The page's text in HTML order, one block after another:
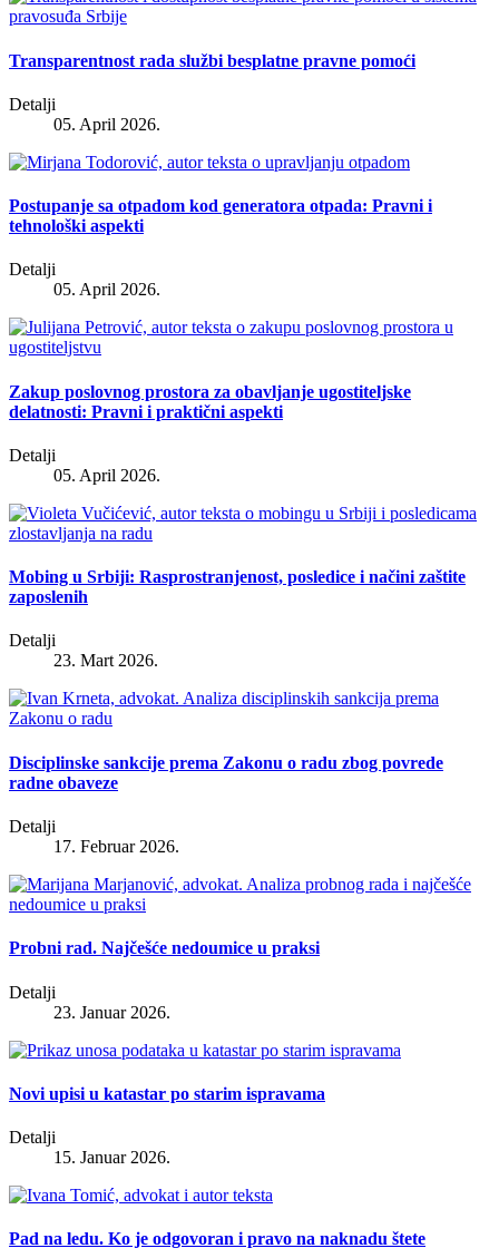
Transparentnost rada službi besplatne pravne pomoći
Detalji
05. April 2026.
Postupanje sa otpadom kod generatora otpada: Pravni i
tehnološki aspekti
Detalji
05. April 2026.
Zakup poslovnog prostora za obavljanje ugostiteljske
delatnosti: Pravni i praktični aspekti
Detalji
05. April 2026.
Mobing u Srbiji: Rasprostranjenost, posledice i načini zaštite
zaposlenih
Detalji
23. Mart 2026.
Disciplinske sankcije prema Zakonu o radu zbog povrede
radne obaveze
Detalji
17. Februar 2026.
Probni rad. Najčešće nedoumice u praksi
Detalji
23. Januar 2026.
Novi upisi u katastar po starim ispravama
Detalji
15. Januar 2026.
Pad na ledu. Ko je odgovoran i pravo na naknadu štete